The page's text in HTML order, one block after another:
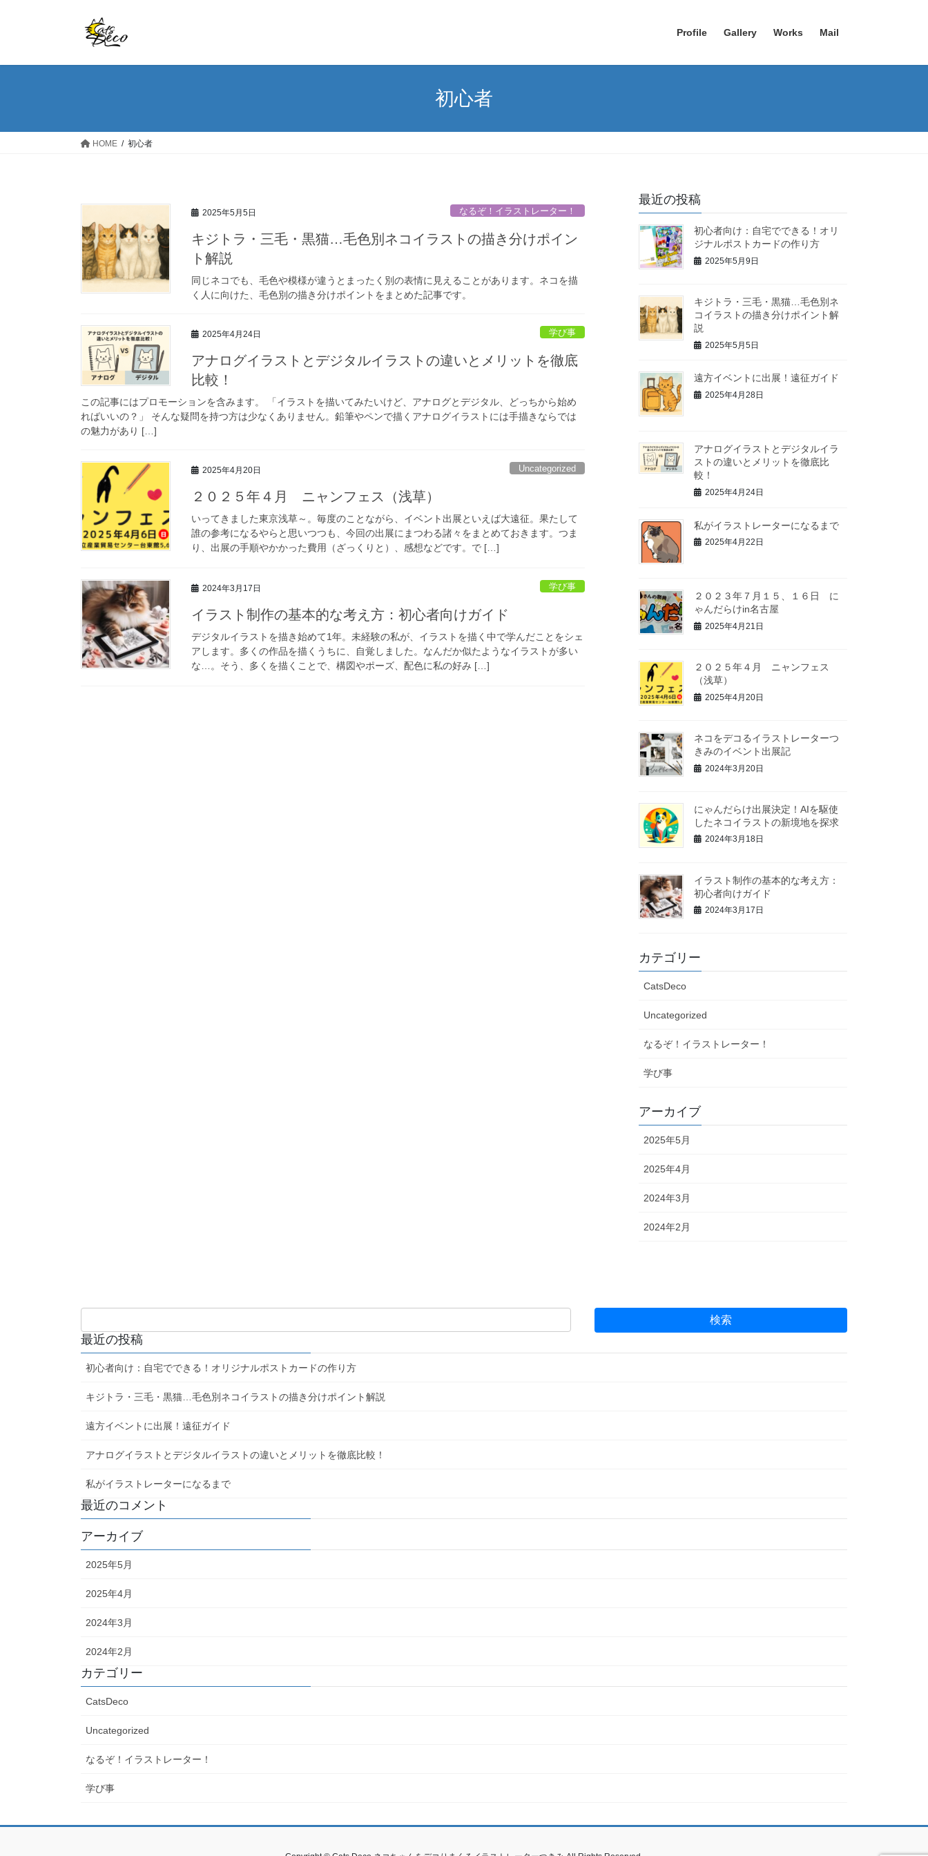
Profile Gallery Works Mail
初心者
HOME 初心者
2025年5月5日 なるぞ！イラストレーター！
キジトラ・三毛・黒猫…毛色別ネコイラストの描き分けポイン
ト解説
同じネコでも、毛色や模様が違うとまったく別の表情に見えることがあります。ネコを描
く人に向けた、毛色別の描き分けポイントをまとめた記事です。
2025年4月24日 学び事
アナログイラストとデジタルイラストの違いとメリットを徹底
比較！
この記事にはプロモーションを含みます。 「イラストを描いてみたいけど、アナログとデジタル、どっちから始め
ればいいの？」 そんな疑問を持つ方は少なくありません。鉛筆やペンで描くアナログイラストには手描きならでは
の魅力があり […]
2025年4月20日 Uncategorized
２０２５年４月 ニャンフェス（浅草）
いってきました東京浅草～。毎度のことながら、イベント出展といえば大遠征。果たして
誰の参考になるやらと思いつつも、今回の出展にまつわる諸々をまとめておきます。つま
り、出展の手順やかかった費用（ざっくりと）、感想などです。で […]
2024年3月17日 学び事
イラスト制作の基本的な考え方：初心者向けガイド
デジタルイラストを描き始めて1年。未経験の私が、イラストを描く中で学んだことをシェ
アします。多くの作品を描くうちに、自覚しました。なんだか似たようなイラストが多い
な…。そう、多くを描くことで、構図やポーズ、配色に私の好み […]
最近の投稿
初心者向け：自宅でできる！オリ
ジナルポストカードの作り方
2025年5月9日
キジトラ・三毛・黒猫…毛色別ネ
コイラストの描き分けポイント解
説
2025年5月5日
遠方イベントに出展！遠征ガイド
2025年4月28日
アナログイラストとデジタルイラ
ストの違いとメリットを徹底比
較！
2025年4月24日
私がイラストレーターになるまで
2025年4月22日
２０２３年７月１５、１６日 に
ゃんだらけin名古屋
2025年4月21日
２０２５年４月 ニャンフェス
（浅草）
2025年4月20日
ネコをデコるイラストレーターつ
きみのイベント出展記
2024年3月20日
にゃんだらけ出展決定！AIを駆使
したネコイラストの新境地を探求
2024年3月18日
イラスト制作の基本的な考え方：
初心者向けガイド
2024年3月17日
カテゴリー
CatsDeco
Uncategorized
なるぞ！イラストレーター！
学び事
アーカイブ
2025年5月
2025年4月
2024年3月
2024年2月
最近の投稿
初心者向け：自宅でできる！オリジナルポストカードの作り方
キジトラ・三毛・黒猫…毛色別ネコイラストの描き分けポイント解説
遠方イベントに出展！遠征ガイド
アナログイラストとデジタルイラストの違いとメリットを徹底比較！
私がイラストレーターになるまで
最近のコメント
アーカイブ
2025年5月
2025年4月
2024年3月
2024年2月
カテゴリー
CatsDeco
Uncategorized
なるぞ！イラストレーター！
学び事